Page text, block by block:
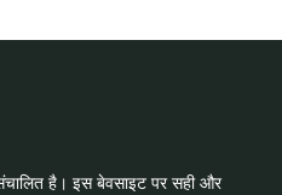
है। इस बेवसाइट पर सही और